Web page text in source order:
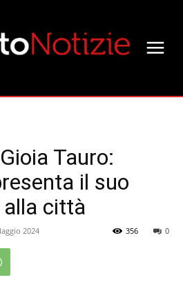
Tauro:
il suo
città
2024 0
356